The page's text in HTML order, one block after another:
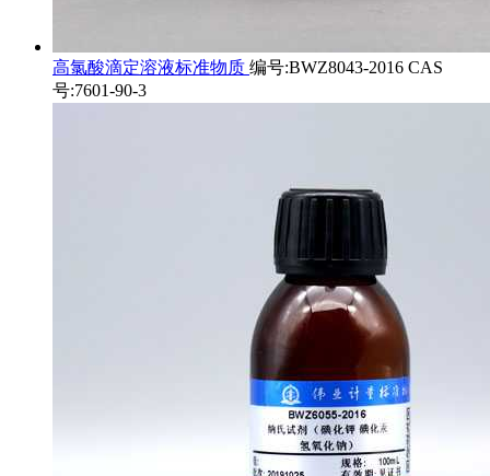
高氯酸滴定溶液标准物质 编号:BWZ8043-2016 CAS
号:7601-90-3